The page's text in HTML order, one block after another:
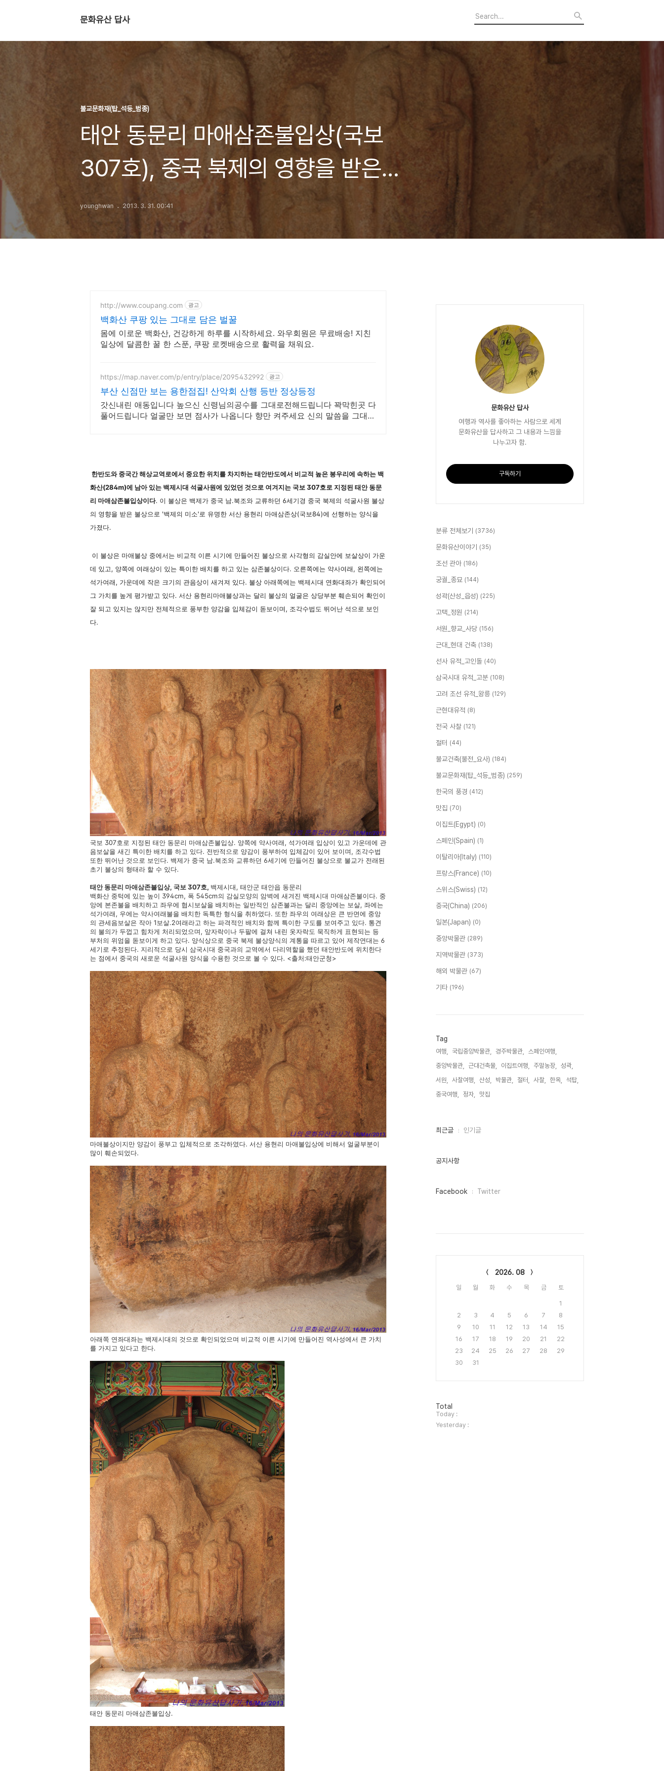
문화유산 답사
불교문화재(탑_석등_범종)
태안 동문리 마애삼존불입상(국보
307호), 중국 북제의 영향을 받은
백세시대 불상
younghwan 2013. 3. 31. 00:41
http://www.coupang.com 광고
백화산 쿠팡 있는 그대로 담은 벌꿀
몸에 이로운 백화산, 건강하게 하루를 시작하세요. 와우회원은 무료배송! 지친
일상에 달콤한 꿀 한 스푼, 쿠팡 로켓배송으로 활력을 채워요.
https://map.naver.com/p/entry/place/2095432992 광고
부산 신점만 보는 용한점집! 산악회 산행 등반 정상등정
갓신내린 애동입니다 높으신 신령님의공수를 그대로전해드립니다 꽉막힌곳 다
풀어드립니다 얼굴만 보면 점사가 나옵니다 향만 켜주세요 신의 말씀을 그대로
한반도와 중국간 해상교역로에서 중요한 위치를 차지하는 태안반도에서 비교적 높은 봉우리에 속하는 백
화산(284m)에 남아 있는 백제시대 석굴사원에 있었던 것으로 여겨지는 국보 307호로 지정된 태안 동문
리 마애삼존불입상이다. 이 불상은 백제가 중국 남.북조와 교류하던 6세기경 중국 북제의 석굴사원 불상
의 영향을 받은 불상으로 '백제의 미소'로 유명한 서산 용현리 마애삼존상(국보84)에 선행하는 양식을
가졌다.
이 불상은 마애불상 중에서는 비교적 이른 시기에 만들어진 불상으로 사각형의 감실안에 보살상이 가운
데 있고, 양쪽에 여래상이 있는 특이한 배치를 하고 있는 삼존불상이다. 오른쪽에는 약사여래, 왼쪽에는
석가여래, 가운데에 작은 크기의 관음상이 새겨져 있다. 불상 아래쪽에는 백제시대 연화대좌가 확인되어
그 가치를 높게 평가받고 있다. 서산 용현리마애불상과는 달리 불상의 얼굴은 상당부분 훼손되어 확인이
잘 되고 있지는 않지만 전체적으로 풍부한 양감을 입체감이 돋보이며, 조각수법도 뛰어난 석으로 보인
다.
국보 307호로 지정된 태안 동문리 마애삼존불입상. 양쪽에 약사여래, 석가여래 입상이 있고 가운데에 관
음보살을 새긴 특이한 배치를 하고 있다. 전반적으로 양감이 풍부하여 입체감이 있어 보이며, 조각수법
또한 뛰어난 것으로 보인다. 백제가 중국 남.북조와 교류하던 6세기에 만들어진 불상으로 불교가 전래된
초기 불상의 형태라 할 수 있다.
태안 동문리 마애삼존불입상, 국보 307호, 백제시대, 태안군 태안읍 동문리
백화산 중턱에 있는 높이 394cm, 폭 545cm의 감실모양의 암벽에 새겨진 백제시대 마애삼존불이다. 중
앙에 본존불을 배치하고 좌우에 협시보살을 배치하는 일반적인 삼존불과는 달리 중앙에는 보살, 좌에는
석가여래, 우에는 약사여래불을 배치한 독특한 형식을 취하였다. 또한 좌우의 여래상은 큰 반면에 중앙
의 관세음보살은 작아 1보살.2여래라고 하는 파격적인 배치와 함께 특이한 구도를 보여주고 있다. 통견
의 불의가 두껍고 힘차게 처리되었으며, 앞자락이나 두팔에 걸쳐 내린 옷자락도 묵직하게 표현되는 등
부처의 위엄을 돋보이게 하고 있다. 양식상으로 중국 북제 불상양식의 계통을 따르고 있어 제작연대는 6
세기로 추정된다. 지리적으로 당시 삼국시대 중국과의 교역에서 다리역할을 했던 태안반도에 위치한다
는 점에서 중국의 새로운 석굴사원 양식을 수용한 것으로 볼 수 있다. <출처:태안군청>
마애불상이지만 양감이 풍부고 입체적으로 조각하였다. 서산 용현리 마애불입상에 비해서 얼굴부분이
많이 훼손되었다.
아래쪽 연좌대좌는 백제시대의 것으로 확인되었으며 비교적 이른 시기에 만들어진 역사성에서 큰 가치
를 가지고 있다고 한다.
태안 동문리 마애삼존불입상.
문화유산 답사
여행과 역사를 좋아하는 사람으로 세계
문화유산을 답사하고 그 내용과 느낌을
나누고자 함.
구독하기
분류 전체보기 (3736)
문화유산이야기 (35)
조선 관아 (186)
궁궐_종묘 (144)
성곽(산성_읍성) (225)
고택_정원 (214)
서원_향교_사당 (156)
근대_현대 건축 (138)
선사 유적_고인돌 (40)
삼국시대 유적_고분 (108)
고려 조선 유적_왕릉 (129)
근현대유적 (8)
전국 사찰 (121)
절터 (44)
불교건축(불전_요사) (184)
불교문화재(탑_석등_범종) (259)
한국의 풍경 (412)
맛집 (70)
이집트(Egypt) (0)
스페인(Spain) (1)
이탈리아(Italy) (110)
프랑스(France) (10)
스위스(Swiss) (12)
중국(China) (206)
일본(Japan) (0)
중앙박물관 (289)
지역박물관 (373)
해외 박물관 (67)
기타 (196)
Tag
여행, 국립중앙박물관, 경주박물관,
스페인여행,
중앙박물관,
근대건축물, 이집트여행, 주말농장,
성곽,
서원,
사찰여행, 산성, 박물관, 절터, 사찰, 한옥,
석탑,
중국여행,
정자, 맛집,
최
인
최근글 인기글
공지사항
페
Facebook Twitter
2026. 08
일 월 화 수 목 금 토
1
2
3 4 5 6 7
8
9
10 11 12 13 14
15
16
17 18 19 20 21
22
23
24 25 26 27 28
29
30
31
방
문
자
수
Total
Today :
Yesterday :